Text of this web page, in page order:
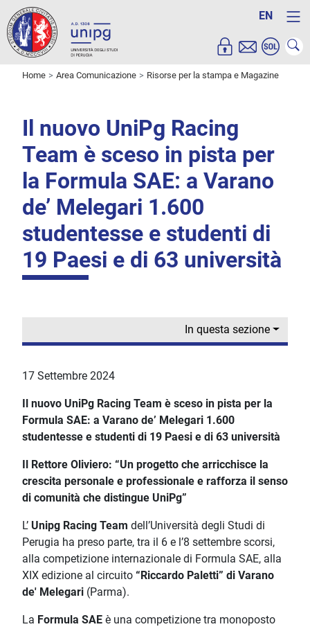
EN
Home Area Comunicazione Risorse per la stampa e Magazine
Il nuovo UniPg Racing
Team è sceso in pista per
la Formula SAE: a Varano
de’ Melegari 1.600
studentesse e studenti di
19 Paesi e di 63 università
In questa sezione
17 Settembre 2024
Il nuovo UniPg Racing Team è sceso in pista per la
Formula SAE: a Varano de’ Melegari 1.600
studentesse e studenti di 19 Paesi e di 63 università
Il Rettore Oliviero: “Un progetto che arricchisce la
crescita personale e professionale e rafforza il senso
di comunità che distingue UniPg”
L’ Unipg Racing Team dell’Università degli Studi di
Perugia ha preso parte, tra il 6 e l’8 settembre scorsi,
alla competizione internazionale di Formula SAE, alla
XIX edizione al circuito “Riccardo Paletti” di Varano
de' Melegari (Parma).
La Formula SAE è una competizione tra monoposto